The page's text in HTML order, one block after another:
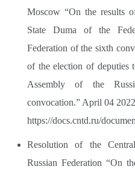
Moscow “On the results
State Duma of the
Federation of the sixth
of the election of deputies
Assembly of the
convocation.” April 04
https://docs.cntd.ru/
Resolution of the
Russian Federation “On